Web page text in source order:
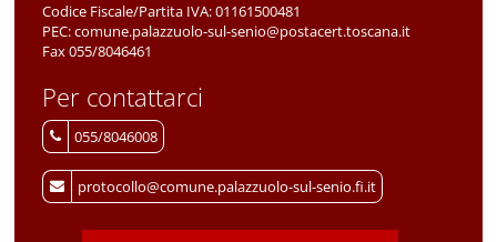
Codice Fiscale/Partita IVA:01161500481
PEC:comune.palazzuolo-sul-senio@postacert.toscana.it
Fax 055/8046461
Per contattarci
055/8046008
protocollo@comune.palazzuolo-sul-senio.fi.it